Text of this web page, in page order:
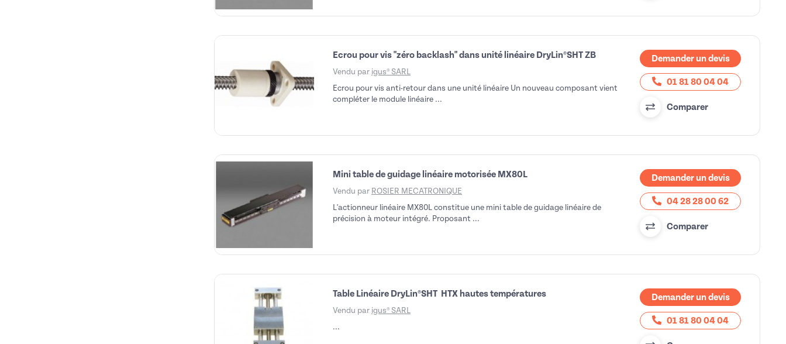
Ecrou pour vis "zéro backlash" dans unité linéaire DryLin®SHT ZB
Vendu par igus® SARL
Ecrou pour vis anti-retour dans une unité linéaire Un nouveau composant vient
compléter le module linéaire ...
Demander un devis
01 81 80 04 04
Comparer
Mini table de guidage linéaire motorisée MX80L
Vendu par ROSIER MECATRONIQUE
L'actionneur linéaire MX80L constitue une mini table de guidage linéaire de
précision à moteur intégré. Proposant ...
Demander un devis
04 28 28 00 62
Comparer
Table Linéaire DryLin®SHT  HTX hautes températures
Vendu par igus® SARL
...
Demander un devis
01 81 80 04 04